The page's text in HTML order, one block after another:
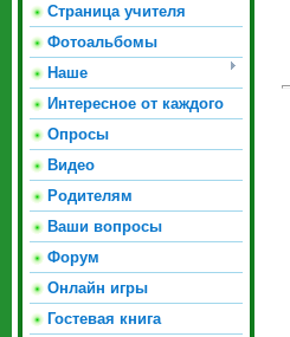
Страница учителя
Фотоальбомы
Наше
Интересное от каждого
Опросы
Видео
Родителям
Ваши вопросы
Форум
Онлайн игры
Гостевая книга